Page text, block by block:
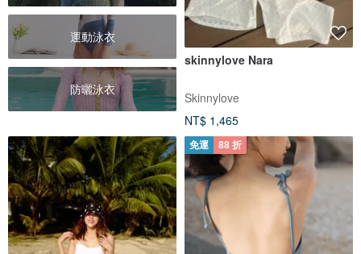
運動泳衣
防曬泳衣
skinnylove Nara
Skinnylove
NT$ 1,465
免運 88 折